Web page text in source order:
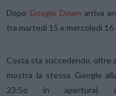
Dopo Google Down arriva
tra martedì 15 e mercoledì 16
Costa sta succedendo, oltre a
mostra la stessa Google
23:5o in apertura)